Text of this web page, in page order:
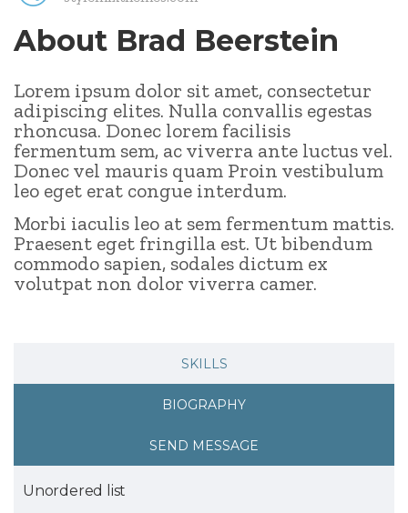
About Brad Beerstein
Lorem ipsum dolor sit amet, consectetur
adipiscing elites. Nulla convallis egestas
rhoncusa. Donec lorem facilisis
fermentum sem, ac viverra ante luctus vel.
Donec vel mauris quam Proin vestibulum
leo eget erat congue interdum.
Morbi iaculis leo at sem fermentum mattis.
Praesent eget fringilla est. Ut bibendum
commodo sapien, sodales dictum ex
volutpat non dolor viverra camer.
SKILLS
BIOGRAPHY
SEND MESSAGE
Unordered list